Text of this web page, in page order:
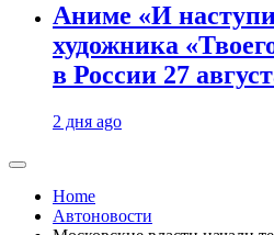
Аниме «И
художника
в России 27
2 дня ago
Home
Автоновости